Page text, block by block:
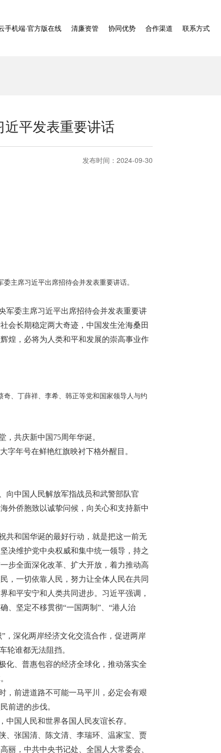
手机端·官方版在线 清廉资管 协同优势 合作渠道 联系方式
平发表重要讲话
发布时间：2024-09-30
主席习近平出席招待会并发表重要讲话。
军委主席习近平出席招待会并发表重要讲
会长期稳定两大奇迹，中国发生沧海桑田
煌，必将为人类和平和发展的崇高事业作
、丁薛祥、李希、韩正等党和国家领导人与约
共庆新中国75周年华诞。
字年号在鲜艳红旗映衬下格外醒目。
向中国人民解放军指战员和武警部队官
外侨胞致以诚挚问候，向关心和支持新中
共和国华诞的最好行动，就是把这一前无
决维护党中央权威和集中统一领导，持之
步全面深化改革、扩大开放，着力推动高
，一切依靠人民，努力让全体人民在共同
和平安宁和人类共同进步。习近平强调，
、坚定不移贯彻“一国两制”、“港人治
，深化两岸经济文化交流合作，促进两岸
轮谁都无法阻挡。
化、普惠包容的经济全球化，推动落实全
，前进道路不可能一马平川，必定会有艰
前进的步伐。
国人民和世界各国人民友谊长存。
、张国清、陈文清、李瑞环、温家宝、贾
丽，中共中央书记处、全国人大常委会、